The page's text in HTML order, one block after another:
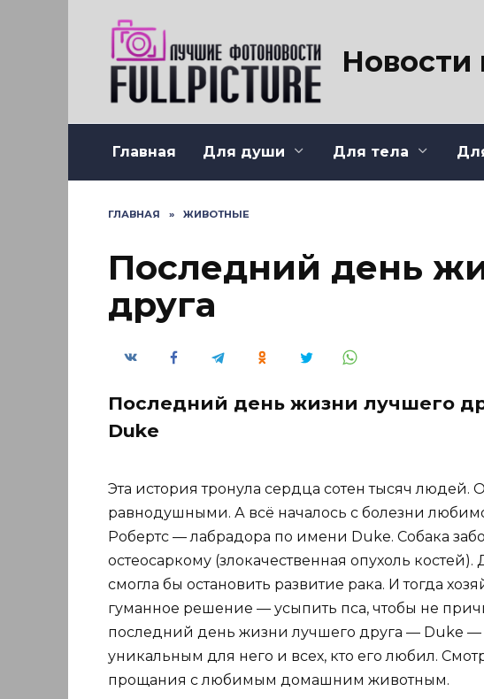
Новости
Главная Для души Для тела
ГЛАВНАЯ » ЖИВОТНЫЕ
Последний день
друга
Последний день жизни лучшего
Duke
Эта история тронула сердца сотен тысяч людей.
равнодушными. А всё началось с болезни
Робертс — лабрадора по имени Duke. Собака
остеосаркому (злокачественная опухоль
смогла бы остановить развитие рака. И тогда
гуманное решение — усыпить пса, чтобы не
последний день жизни лучшего друга — Duke
уникальным для него и всех, кто его любил.
прощания с любимым домашним животным.